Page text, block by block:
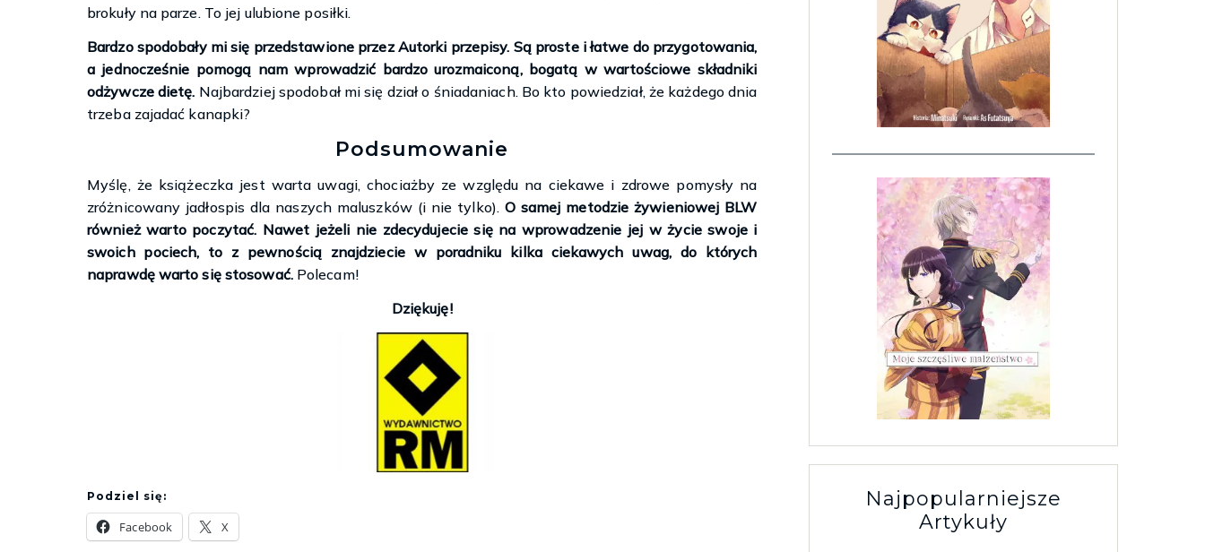
brokuły na parze. To jej ulubione posiłki.
Bardzo spodobały mi się przedstawione przez Autorki przepisy. Są proste i łatwe do przygotowania,
a jednocześnie pomogą nam wprowadzić bardzo urozmaiconą, bogatą w wartościowe składniki
odżywcze dietę. Najbardziej spodobał mi się dział o śniadaniach. Bo kto powiedział, że każdego dnia
trzeba zajadać kanapki?
Podsumowanie
Myślę, że książeczka jest warta uwagi, chociażby ze względu na ciekawe i zdrowe pomysły na
zróżnicowany jadłospis dla naszych maluszków (i nie tylko). O samej metodzie żywieniowej BLW
również warto poczytać. Nawet jeżeli nie zdecydujecie się na wprowadzenie jej w życie swoje i
swoich pociech, to z pewnością znajdziecie w poradniku kilka ciekawych uwag, do których
naprawdę warto się stosować.Polecam!
Dziękuję!
Podziel się:
Facebook X
Najpopularniejsze
Artykuły